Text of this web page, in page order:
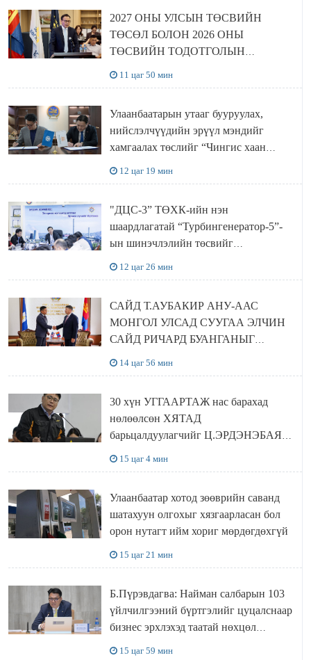
2027 ОНЫ УЛСЫН ТӨСВИЙН
ТӨСӨЛ БОЛОН 2026 ОНЫ
ТӨСВИЙН ТОДОТГОЛЫН
11 цаг 50 мин
Улаанбаатарын утааг бууруулах,
нийслэлчүүдийн эрүүл мэндийг
хамгаалах төслийг “Чингис хаан
12 цаг 19 мин
"ДЦС-3” ТӨХК-ийн нэн
шаардлагатай “Турбингенератор-5”-
ын шинэчлэлийн төсвийг
12 цаг 26 мин
САЙД Т.АУБАКИР АНУ-ААС
МОНГОЛ УЛСАД СУУГАА ЭЛЧИН
САЙД РИЧАРД БУАНГАНЫГ
14 цаг 56 мин
30 хүн УГГААРТАЖ нас барахад
нөлөөлсөн ХЯТАД
барьцалдуулагчийг Ц.ЭРДЭНЭБАЯР
15 цаг 4 мин
Улаанбаатар хотод зөөврийн саванд
шатахуун олгохыг хязгаарласан бол
орон нутагт ийм хориг мөрдөгдөхгүй
15 цаг 21 мин
Б.Пүрэвдагва: Найман салбарын 103
үйлчилгээний бүртгэлийг цуцалснаар
бизнес эрхлэхэд таатай нөхцөл
15 цаг 59 мин